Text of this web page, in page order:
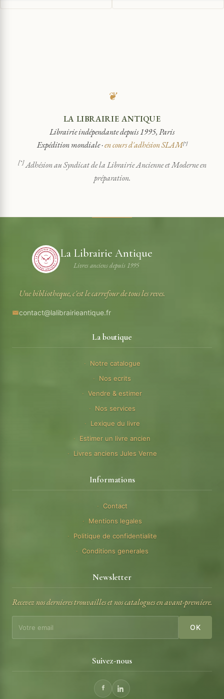
❦
LA LIBRAIRIE ANTIQUE
Librairie indépendante depuis 1995, Paris
Expédition mondiale ·en cours d'adhésion SLAM[*]
[*]Adhésion au Syndicat de la Librairie Ancienne et Moderne en
préparation.
La Librairie Antique
Livres anciens depuis 1995
Une bibliotheque, c'est le carrefour de tous les reves.
contact@lalibrairieantique.fr
La boutique
Notre catalogue
Nos ecrits
Vendre & estimer
Nos services
Lexique du livre
Estimer un livre ancien
Livres anciens Jules Verne
Informations
Contact
Mentions legales
Politique de confidentialite
Conditions generales
Newsletter
Recevez nos dernieres trouvailles et nos catalogues en avant-premiere.
OK
Suivez-nous